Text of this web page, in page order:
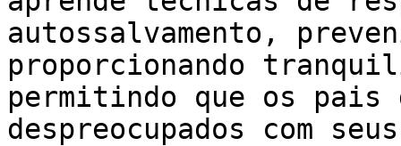
autossalvamento,
proporcionando
permitindo que os pais
despreocupados com